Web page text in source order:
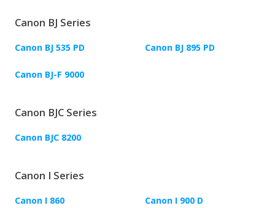
Canon BJ Series
Canon BJ 535 PD Canon BJ 895 PD
Canon BJ-F 9000
Canon BJC Series
Canon BJC 8200
Canon I Series
Canon I 860 Canon I 900 D